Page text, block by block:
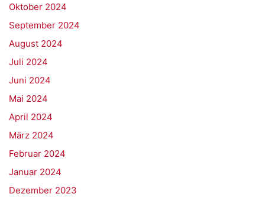
Oktober 2024
September 2024
August 2024
Juli 2024
Juni 2024
Mai 2024
April 2024
März 2024
Februar 2024
Januar 2024
Dezember 2023